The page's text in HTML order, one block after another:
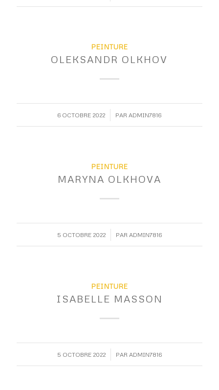
PEINTURE
OLEKSANDR OLKHOV
6 OCTOBRE 2022
/ PARADMIN7816
PEINTURE
MARYNA OLKHOVA
5 OCTOBRE 2022
/ PAR ADMIN7816
PEINTURE
ISABELLE MASSON
5 OCTOBRE 2022
/ PAR ADMIN7816